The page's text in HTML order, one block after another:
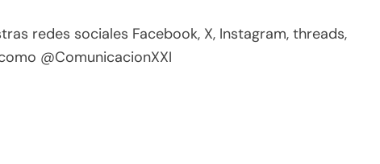
redes sociales Facebook, X, Instagram, threads,
@ComunicacionXXI